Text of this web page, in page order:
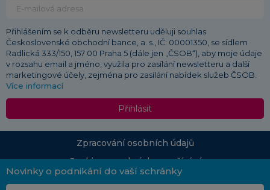
Přihlášením se k odběru newsletteru uděluji souhlas
Československé obchodní bance, a. s., IČ: 00001350, se sídlem
Radlická 333/150, 157 00 Praha 5 (dále jen „ČSOB“), aby moje údaje
v rozsahu email a jméno, využila pro zasílání newsletteru a další
marketingové účely, zejména pro zasílání nabídek služeb ČSOB.
Více informací
Přihlásit
Zpracování osobních údajů
Cookies a podmínky používání
Novinky o podnikání do vaší schránky